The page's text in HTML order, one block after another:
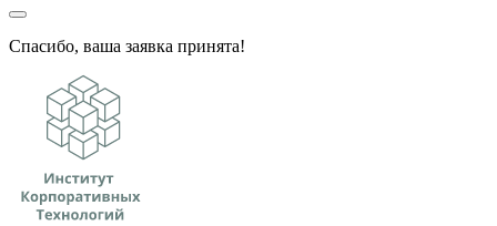
Спасибо, ваша заявка принята!